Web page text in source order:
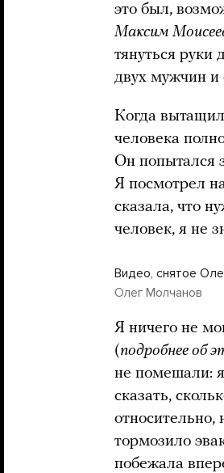
это был,
Максим
тянуться
двух мужчин
Когда
человека
Он попытался
Я посмотрел
сказала, что
человек, я не
Видео, снятое
Олег Молчанов
Я ничего не
(подробнее об
не помешали:
сказать,
относительно,
тормозило
побежала